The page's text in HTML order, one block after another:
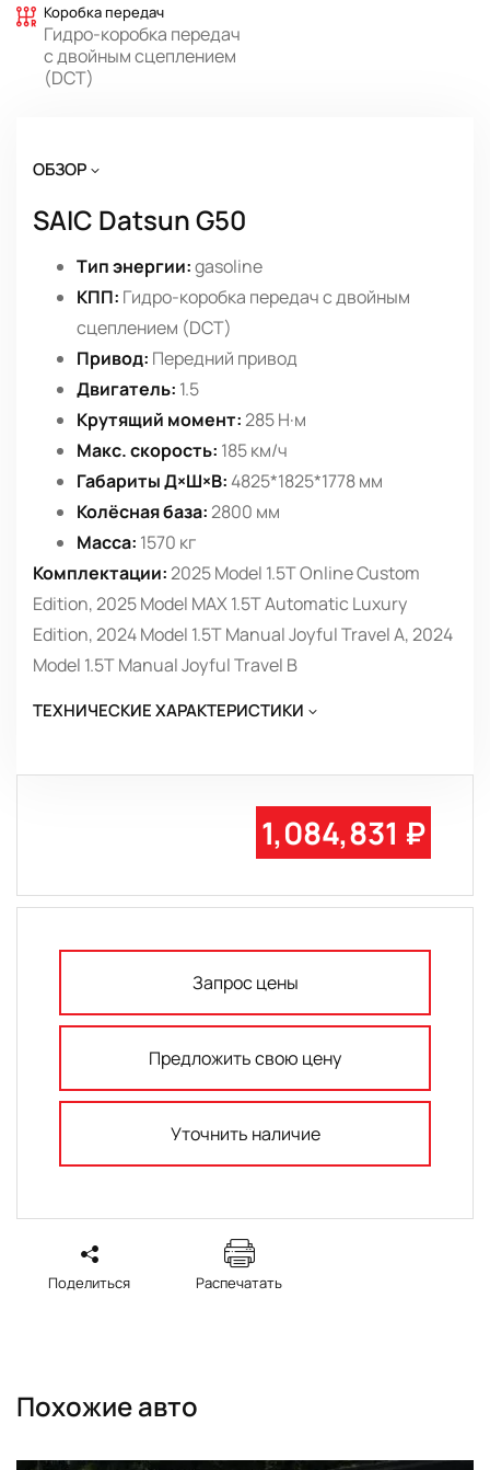
Коробка передач
Гидро-коробка передач
с двойным сцеплением
(DCT)
ОБЗОР
SAIC Datsun G50
Тип энергии:gasoline
КПП: Гидро-коробка передач с двойным
сцеплением (DCT)
Привод: Передний привод
Двигатель: 1.5
Крутящий момент:285 Н·м
Макс. скорость: 185 км/ч
Габариты Д×Ш×В: 4825*1825*1778 мм
Колёсная база:2800 мм
Масса: 1570 кг
Комплектации:2025 Model 1.5T Online Custom
Edition, 2025 Model MAX 1.5T Automatic Luxury
Edition, 2024 Model 1.5T Manual Joyful Travel A, 2024
Model 1.5T Manual Joyful Travel B
ТЕХНИЧЕСКИЕ ХАРАКТЕРИСТИКИ
1,084,831 ₽
Запрос цены
Предложить свою цену
Уточнить наличие
Поделиться Распечатать
Похожие авто